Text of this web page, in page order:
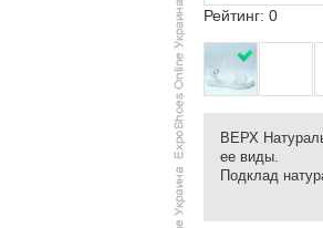
Рейтинг: 0
ВЕРХ
ее виды.
Подклад